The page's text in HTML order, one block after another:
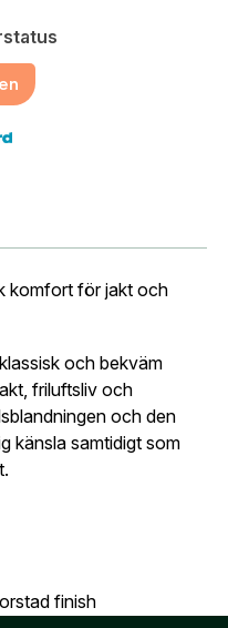
komfort för jakt och
och bekväm
friluftsliv och
och den
känsla samtidigt som
finish
Med ett eget
utcheckning,
och sparade
ett konto.
så kontaktar vi dig
i vårt